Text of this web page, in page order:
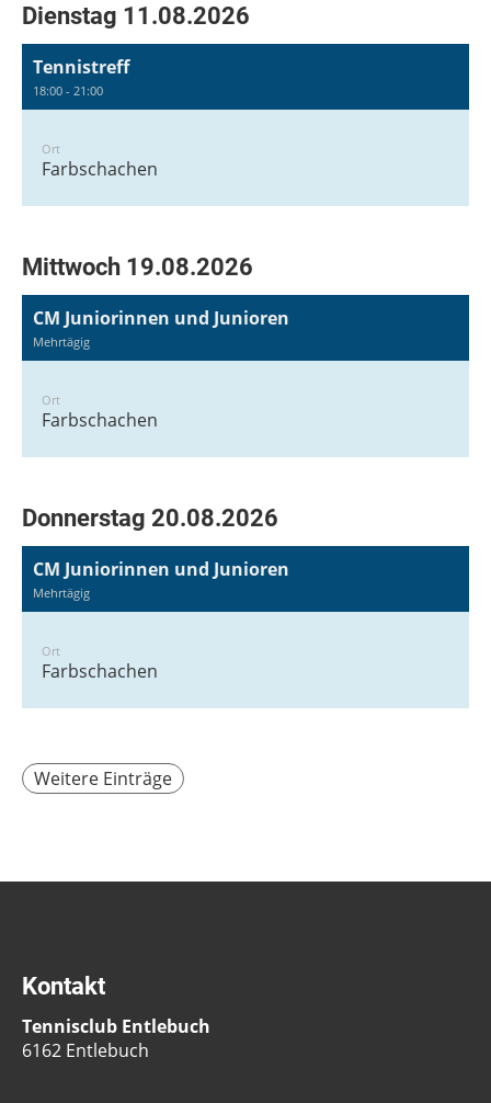
Dienstag 11.08.2026
Tennistreff
18:00 - 21:00
Ort
Farbschachen
Mittwoch 19.08.2026
CM Juniorinnen und Junioren
Mehrtägig
Ort
Farbschachen
Donnerstag 20.08.2026
CM Juniorinnen und Junioren
Mehrtägig
Ort
Farbschachen
Weitere Einträge
Kontakt
Tennisclub Entlebuch
6162 Entlebuch